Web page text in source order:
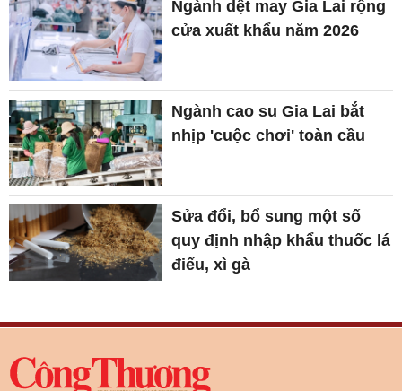
Ngành dệt may Gia Lai rộng
cửa xuất khẩu năm 2026
Ngành cao su Gia Lai bắt
nhịp 'cuộc chơi' toàn cầu
Sửa đổi, bổ sung một số
quy định nhập khẩu thuốc lá
điếu, xì gà